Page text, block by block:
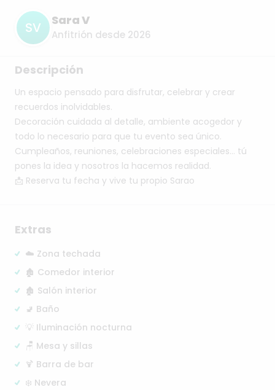
SV Sara V
Anfitrión desde 2026
Descripción
Un espacio pensado para disfrutar, celebrar y crear
recuerdos inolvidables.
Decoración cuidada al detalle, ambiente acogedor y
todo lo necesario para que tu evento sea único.
Cumpleaños, reuniones, celebraciones especiales… tú
pones la idea y nosotros la hacemos realidad.
📩 Reserva tu fecha y vive tu propio Sarao
Extras
☁️ Zona techada
🏚️ Comedor interior
🏚️ Salón interior
🚽 Baño
💡 Iluminación nocturna
🪑 Mesa y sillas
🍹 Barra de bar
❄️ Nevera